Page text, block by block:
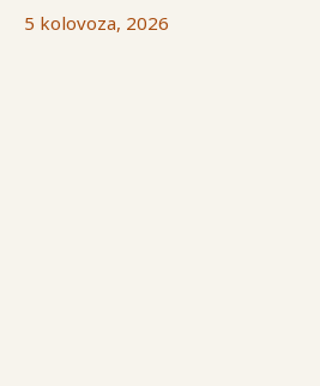
5 kolovoza, 2026